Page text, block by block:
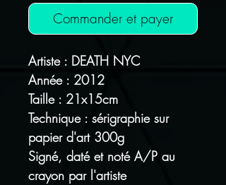
Commander et payer
Artiste : DEATH NYC
Année : 2012
Taille : 21x15cm
Technique : sérigraphie sur
papier d'art 300g
Signé, daté et noté A/P au
crayon par l'artiste